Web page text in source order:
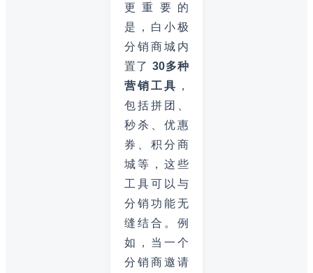
更重要的
是，白小极
分销商城内
置了 30多种
营销工具 ，
包括拼团、
秒杀、优惠
券、积分商
城等，这些
工具可以与
分销功能无
缝结合。例
如，当一个
分销商邀请